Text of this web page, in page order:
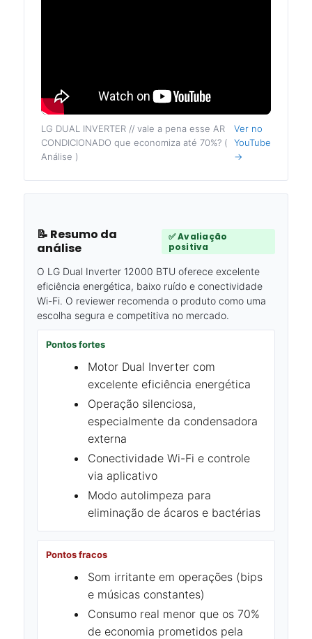
LG DUAL INVERTER // vale a pena esse AR
CONDICIONADO que economiza até 70%? (
Análise )
Ver no
YouTube
→
📝 Resumo da
análise
✅ Avaliação
positiva
O LG Dual Inverter 12000 BTU oferece excelente
eficiência energética, baixo ruído e conectividade
Wi-Fi. O reviewer recomenda o produto como uma
escolha segura e competitiva no mercado.
Pontos fortes
Motor Dual Inverter com
excelente eficiência energética
Operação silenciosa,
especialmente da condensadora
externa
Conectividade Wi-Fi e controle
via aplicativo
Modo autolimpeza para
eliminação de ácaros e bactérias
Pontos fracos
Som irritante em operações (bips
e músicas constantes)
Consumo real menor que os 70%
de economia prometidos pela